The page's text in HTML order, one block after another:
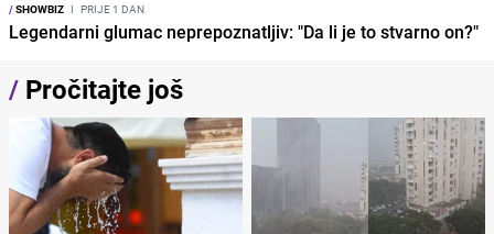
/SHOWBIZ I PRIJE 1 DAN
Legendarni glumac neprepoznatljiv: "Da li je to stvarno on?"
/ Pročitajte još